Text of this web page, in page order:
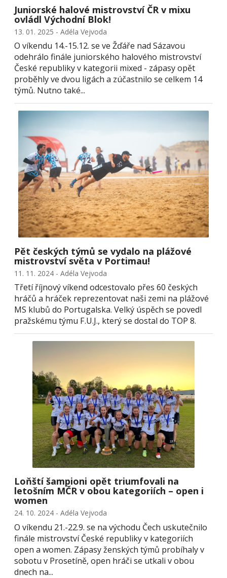
Juniorské halové mistrovství ČR v mixu
ovládl Východní Blok!
13. 01. 2025 - Adéla Vejvoda
O víkendu 14.-15.12. se ve Žďáře nad Sázavou
odehrálo finále juniorského halového mistrovství
České republiky v kategorii mixed - zápasy opět
proběhly ve dvou ligách a zúčastnilo se celkem 14
týmů. Nutno také...
Pět českých týmů se vydalo na plážové
mistrovství světa v Portimau!
11. 11. 2024 - Adéla Vejvoda
Třetí říjnový víkend odcestovalo přes 60 českých
hráčů a hráček reprezentovat naši zemi na plážové
MS klubů do Portugalska. Velký úspěch se povedl
pražskému týmu F.U.J., který se dostal do TOP 8.
Loňští šampioni opět triumfovali na
letošním MČR v obou kategoriích – open i
women
24. 10. 2024 - Adéla Vejvoda
O víkendu 21.-22.9. se na východu Čech uskutečnilo
finále mistrovství České republiky v kategoriích
open a women. Zápasy ženských týmů probíhaly v
sobotu v Prosetíně, open hráči se utkali v obou
dnech na...